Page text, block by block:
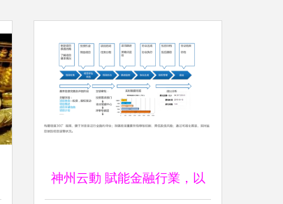
神州云動 賦能金融行業，以